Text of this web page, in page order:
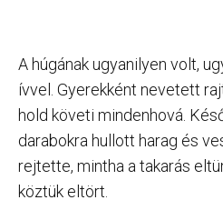
A húgának ugyanilyen volt,
ívvel. Gyerekként nevetett
hold követi mindenhová.
darabokra hullott harag és
rejtette, mintha a takarás
köztük eltört.